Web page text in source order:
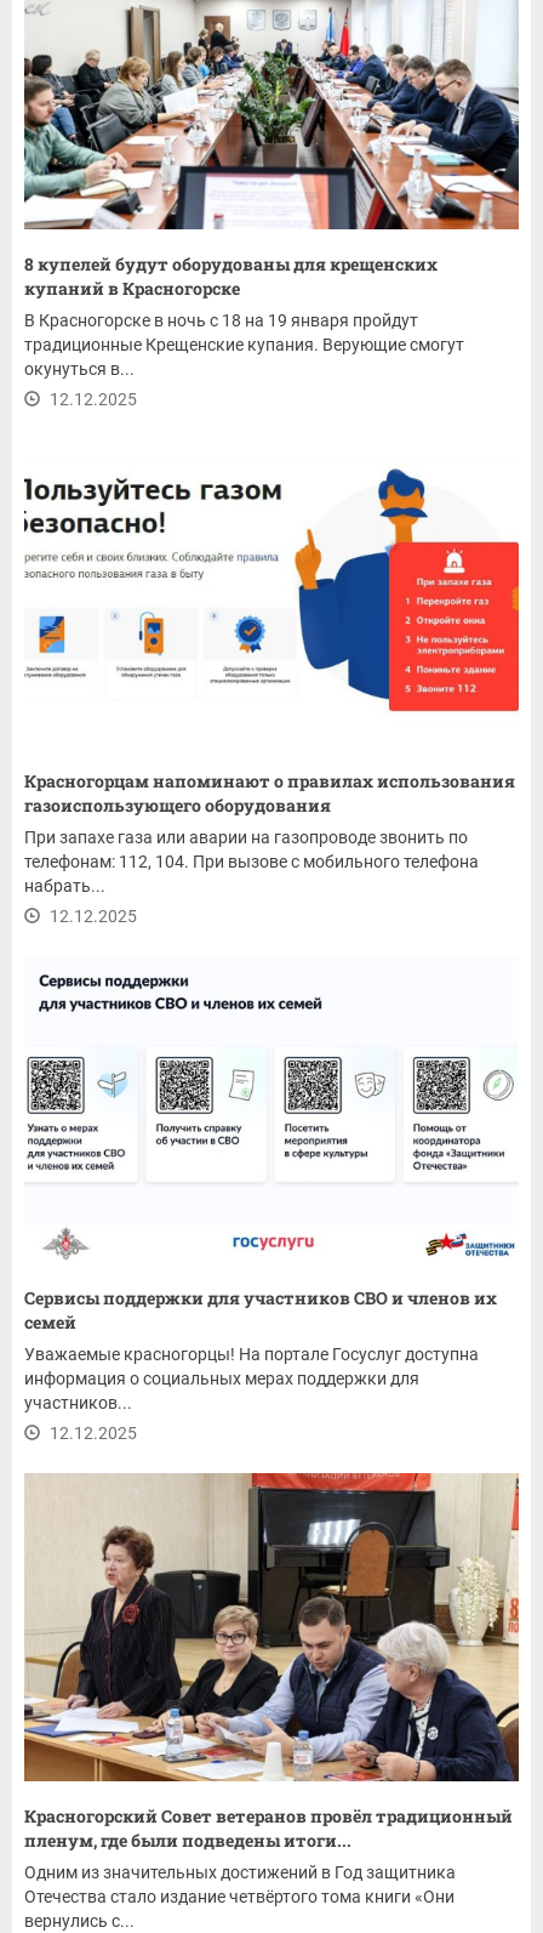
8 купелей будут оборудованы для крещенских
купаний в Красногорске
В Красногорске в ночь с 18 на 19 января пройдут
традиционные Крещенские купания. Верующие смогут
окунуться в...
12.12.2025
Красногорцам напоминают о правилах использования
газоиспользующего оборудования
При запахе газа или аварии на газопроводе звонить по
телефонам: 112, 104. При вызове с мобильного телефона
набрать...
12.12.2025
Сервисы поддержки для участников СВО и членов их
семей
Уважаемые красногорцы! На портале Госуслуг доступна
информация о социальных мерах поддержки для
участников...
12.12.2025
Красногорский Совет ветеранов провёл традиционный
пленум, где были подведены итоги...
Одним из значительных достижений в Год защитника
Отечества стало издание четвёртого тома книги «Они
вернулись с...